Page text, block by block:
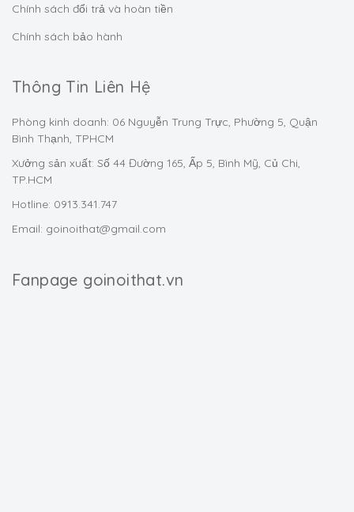
Chính sách đổi trả và hoàn tiền
Chính sách bảo hành
Thông Tin Liên Hệ
Phòng kinh doanh: 06 Nguyễn Trung Trực, Phường 5, Quận
Bình Thạnh, TPHCM
Xưởng sản xuất: Số 44 Đường 165, Ấp 5, Bình Mỹ, Củ Chi,
TP.HCM
Hotline: 0913.341.747
Email: goinoithat@gmail.com
Fanpage goinoithat.vn